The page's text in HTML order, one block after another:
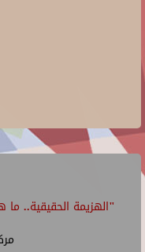
"الهزيمة الحقيقية..